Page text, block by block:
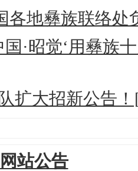
各地彝族联络处
·昭觉‘用彝族
扩大招新公告
网站公告